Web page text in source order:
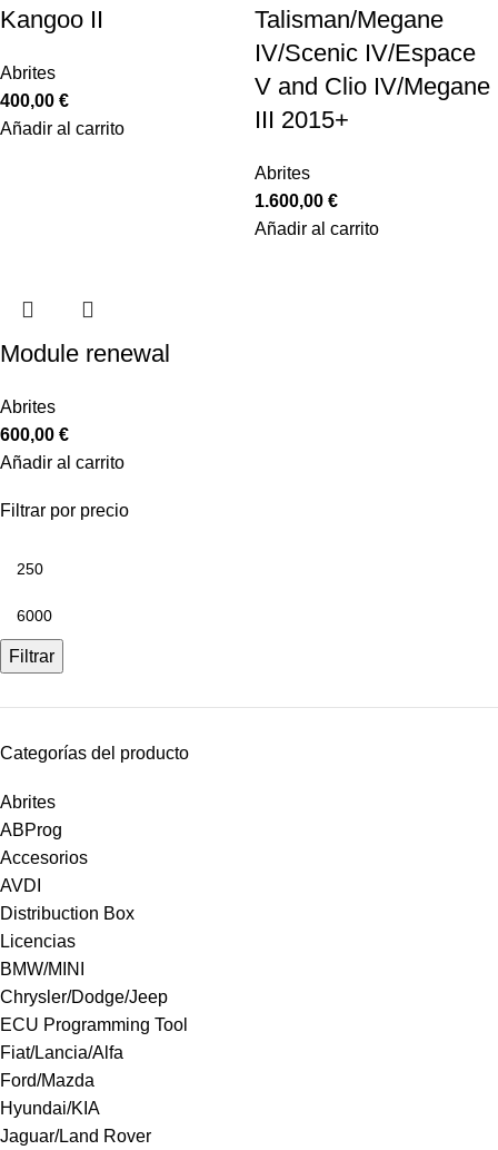
Filtrar por precio
Filtrar
Categorías del producto
Abrites
ABProg
Accesorios
AVDI
Distribuction Box
Licencias
BMW/MINI
Chrysler/Dodge/Jeep
ECU Programming Tool
Fiat/Lancia/Alfa
Ford/Mazda
Hyundai/KIA
Jaguar/Land Rover
Kangoo II
Abrites
400,00 €
Añadir al carrito
Talisman/Megane
IV/Scenic IV/Espace
V and Clio IV/Megane
III 2015+
Abrites
1.600,00 €
Añadir al carrito
Module renewal
Abrites
600,00 €
Añadir al carrito